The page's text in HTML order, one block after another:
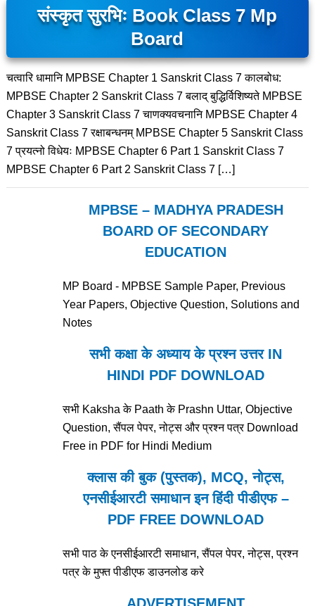
संस्कृत सुरभिः Book Class 7 Mp
Board
चत्वारि धामानि MPBSE Chapter 1 Sanskrit Class 7 कालबोध:
MPBSE Chapter 2 Sanskrit Class 7 बलाद् बुद्धिर्विशिष्यते MPBSE
Chapter 3 Sanskrit Class 7 चाणक्यवचनानि MPBSE Chapter 4
Sanskrit Class 7 रक्षाबन्धनम् MPBSE Chapter 5 Sanskrit Class
7 प्रयत्नो विधेयः MPBSE Chapter 6 Part 1 Sanskrit Class 7
MPBSE Chapter 6 Part 2 Sanskrit Class 7 […]
MPBSE – MADHYA PRADESH
BOARD OF SECONDARY
EDUCATION
MP Board - MPBSE Sample Paper, Previous
Year Papers, Objective Question, Solutions and
Notes
सभी कक्षा के अध्याय के प्रश्न उत्तर IN
HINDI PDF DOWNLOAD
सभी Kaksha के Paath के Prashn Uttar, Objective
Question, सैंपल पेपर, नोट्स और प्रश्न पत्र Download
Free in PDF for Hindi Medium
क्लास की बुक (पुस्तक), MCQ, नोट्स,
एनसीईआरटी समाधान इन हिंदी पीडीएफ –
PDF FREE DOWNLOAD
सभी पाठ के एनसीईआरटी समाधान, सैंपल पेपर, नोट्स, प्रश्न
पत्र के मुफ्त पीडीएफ डाउनलोड करे